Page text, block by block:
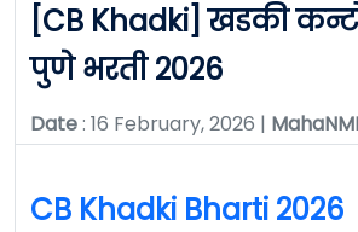
[CB Khadki] खडकी
पुणे भरती 2026
Date: 16 February, 2026 |
CB Khadki Bharti 2026